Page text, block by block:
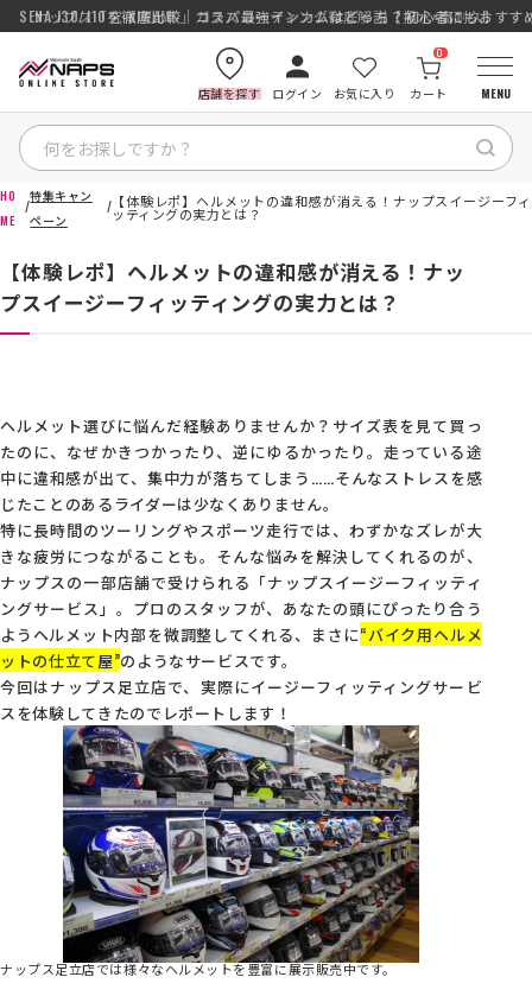
SENA J30/J10を徹底比較｜コスパ最強インカムはどっち？初心者にもおすす
店舗を探す ログイン お気に入り カート
0
MENU
HOME
カテゴリから探す
ナップスメンバーズ
店舗を探す
コーポレートサイト
採用情報
特定商取引法に基づく表記
古物営業法に基づく表示/保険勧誘
方針
利用規約
商品レビュー利用規約
プライバシーポリシー
返金ポリシー
カスタマーハラスメントに対する方
HO
ME
特集キャン
ペーン
【体験レポ】ヘルメットの違和感が消える！ナップスイージーフィ
ッティングの実力とは？
【体験レポ】ヘルメットの違和感が消える！ナッ
プスイージーフィッティングの実力とは？
ヘルメット選びに悩んだ経験ありませんか？サイズ表を見て買っ
たのに、なぜかきつかったり、逆にゆるかったり。走っている途
中に違和感が出て、集中力が落ちてしまう……そんなストレスを感
じたことのあるライダーは少なくありません。
特に長時間のツーリングやスポーツ走行では、わずかなズレが大
きな疲労につながることも。そんな悩みを解決してくれるのが、
ナップスの一部店舗で受けられる「ナップスイージーフィッティ
ングサービス」。プロのスタッフが、あなたの頭にぴったり合う
ようヘルメット内部を微調整してくれる、まさに“バイク用ヘルメ
ットの仕立て屋”のようなサービスです。
今回はナップス足立店で、実際にイージーフィッティングサービ
スを体験してきたのでレポートします！
ナップス足立店では様々なヘルメットを豊富に展示販売中です。